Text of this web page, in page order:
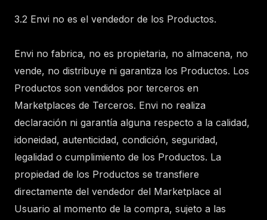
3.2 Envi no es el vendedor de los Productos.
Envi no fabrica, no es propietaria, no almacena, no
vende, no distribuye ni garantiza los Productos. Los
Productos son vendidos por terceros en
Marketplaces de Terceros. Envi no realiza
declaración ni garantía alguna respecto a la calidad,
idoneidad, autenticidad, condición, seguridad,
legalidad o cumplimiento de los Productos. La
propiedad de los Productos se transfiere
directamente del vendedor del Marketplace al
Usuario al momento de la compra, sujeto a las